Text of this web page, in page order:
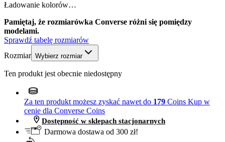
Ładowanie kolorów…
Pamiętaj, że rozmiarówka Converse różni się pomiędzy
modelami.
Sprawdź tabelę rozmiarów
Rozmiar Wybierz rozmiar
Ten produkt jest obecnie niedostępny
Za ten produkt możesz zyskać nawet do 179 Coins Kup w
cenie dla Converse Coins
Dostępność w sklepach stacjonarnych
Darmowa dostawa od 300 zł!